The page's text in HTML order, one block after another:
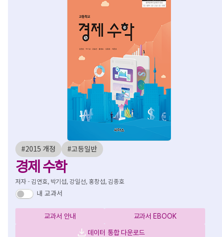
#2015 개정 #고등일반
경제 수학
저자 - 김연호, 박기섭, 강일선, 홍창섭, 김종호
내 교과서
교과서 안내 교과서 EBOOK
데이터 통합 다운로드